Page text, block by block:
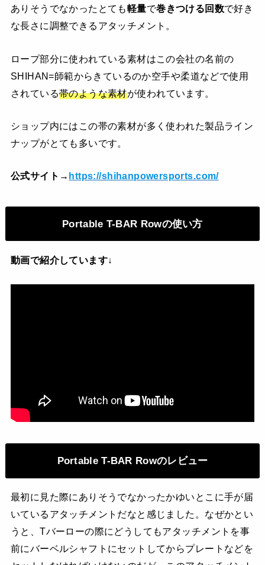
ありそうでなかったとても軽量で巻きつける回数で好き
な長さに調整できるアタッチメント。
ロープ部分に使われている素材はこの会社の名前の
SHIHAN=師範からきているのか空手や柔道などで使用
されている帯のような素材が使われています。
ショップ内にはこの帯の素材が多く使われた製品ライン
ナップがとても多いです。
公式サイト→ https://shihanpowersports.com/
Portable T-BAR Rowの使い方
動画で紹介しています↓
Portable T-BAR Rowのレビュー
最初に見た際にありそうでなかったかゆいとこに手が届
いているアタッチメントだなと感じました。なぜかとい
うと、Tバーローの際にどうしてもアタッチメントを事
前にバーベルシャフトにセットしてからプレートなどを